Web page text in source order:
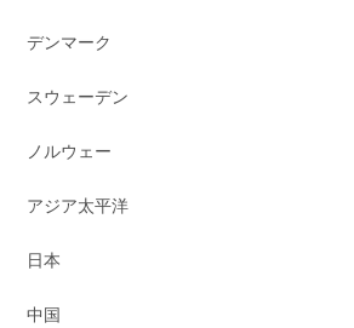
デンマーク
スウェーデン
ノルウェー
アジア太平洋
日本
中国